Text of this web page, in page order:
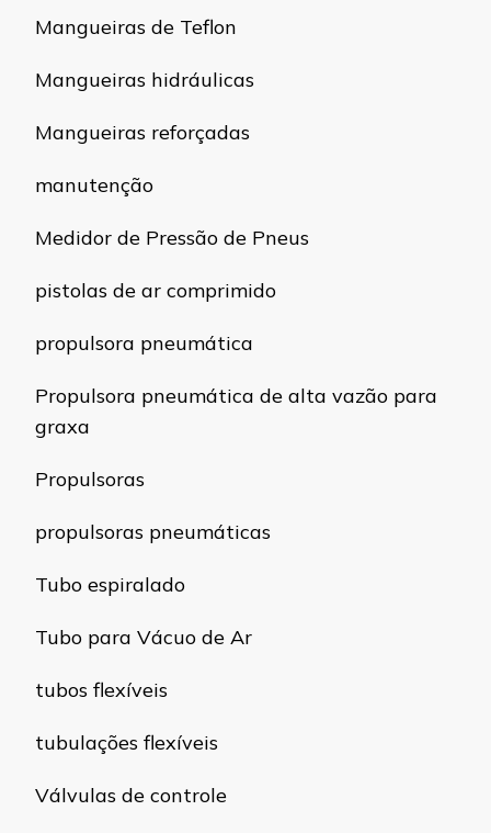
Mangueiras de Teflon
Mangueiras hidráulicas
Mangueiras reforçadas
manutenção
Medidor de Pressão de Pneus
pistolas de ar comprimido
propulsora pneumática
Propulsora pneumática de alta vazão para
graxa
Propulsoras
propulsoras pneumáticas
Tubo espiralado
Tubo para Vácuo de Ar
tubos flexíveis
tubulações flexíveis
Válvulas de controle